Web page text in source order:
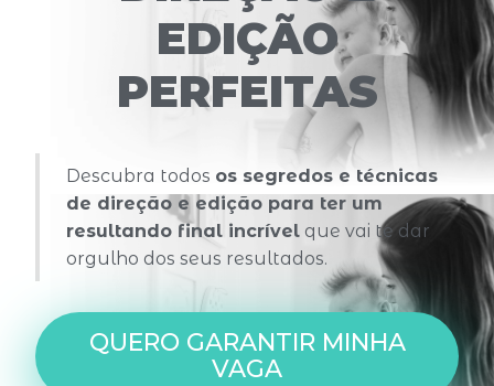
EDIÇÃO
PERFEITAS
Descubra todos os segredos e técnicas
de direção e edição para ter um
resultando final incrível que vai te dar
orgulho dos seus resultados.
QUERO GARANTIR MINHA
VAGA